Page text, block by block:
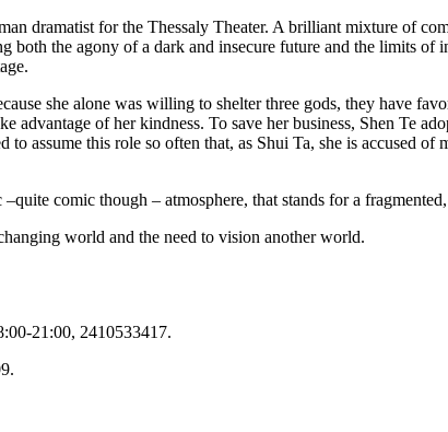
dramatist for the Thessaly Theater. A brilliant mixture of
the agony of a dark and insecure future and the limits
she alone was willing to shelter three gods, they have
advantage of her kindness. To save her business, Shen Te
assume this role so often that, as Shui Ta, she is accused
comic though – atmosphere, that stands for a
world and the need to vision another world.
21:00, 2410533417.